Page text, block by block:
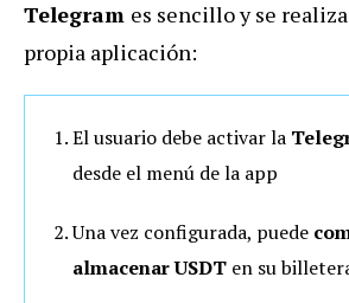
Telegram es sencillo y se
propia aplicación:
El usuario debe activar la
desde el menú de la app
Una vez configurada, puede
almacenar USDT en su